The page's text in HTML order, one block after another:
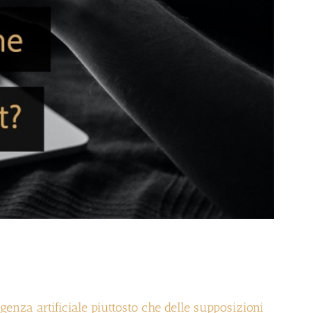
artificiale piuttosto che delle supposizioni